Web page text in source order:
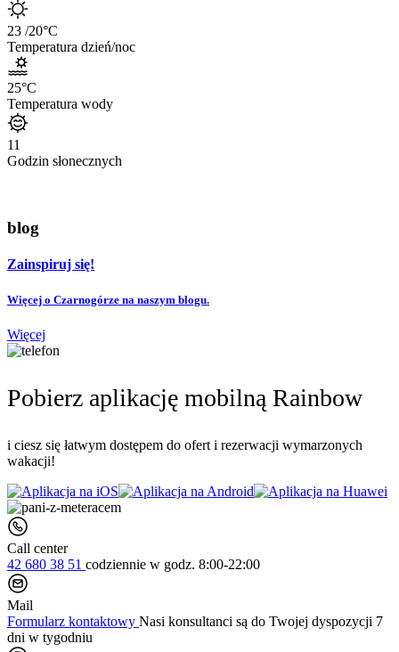
23 /20°C
Temperatura dzień/noc
25°C
Temperatura wody
11
Godzin słonecznych
blog
Zainspiruj się!
Więcej o Czarnogórze na naszym blogu.
Więcej
Pobierz aplikację mobilną Rainbow
i ciesz się łatwym dostępem do ofert i rezerwacji wymarzonych
wakacji!
Call center
42 680 38 51 codziennie w godz. 8:00-22:00
Mail
Formularz kontaktowy Nasi konsultanci są do Twojej dyspozycji 7
dni w tygodniu